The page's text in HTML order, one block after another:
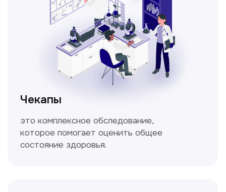
Метод исследования функции внешнего
дыхания, включающий в себя измерение
объёмных и скоростных показателей